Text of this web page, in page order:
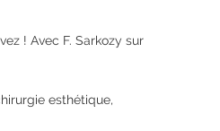
! Avec F. Sarkozy sur
esthétique,